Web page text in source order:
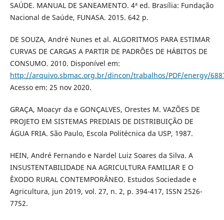
SAÚDE. MANUAL DE SANEAMENTO. 4ª ed. Brasília: Fundação
Nacional de Saúde, FUNASA. 2015. 642 p.
DE SOUZA, André Nunes et al. ALGORITMOS PARA ESTIMAR
CURVAS DE CARGAS A PARTIR DE PADRÕES DE HÁBITOS DE
CONSUMO. 2010. Disponível em:
http://arquivo.sbmac.org.br/dincon/trabalhos/PDF/energy/
Acesso em: 25 nov 2020.
GRAÇA, Moacyr da e GONÇALVES, Orestes M. VAZÕES DE
PROJETO EM SISTEMAS PREDIAIS DE DISTRIBUIÇÃO DE
ÁGUA FRIA. São Paulo, Escola Politécnica da USP, 1987.
HEIN, André Fernando e Nardel Luiz Soares da Silva. A
INSUSTENTABILIDADE NA AGRICULTURA FAMILIAR E O
ÊXODO RURAL CONTEMPORÂNEO. Estudos Sociedade e
Agricultura, jun 2019, vol. 27, n. 2, p. 394-417, ISSN 2526-
7752.